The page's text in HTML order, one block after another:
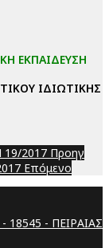
ΕΚΠΑΙΔΕΥΣΗ
ΙΔΙΩΤΙΚΗΣ
19/2017 Προηγ
Επόμενο
- ΠΕΙΡΑΙΑΣ